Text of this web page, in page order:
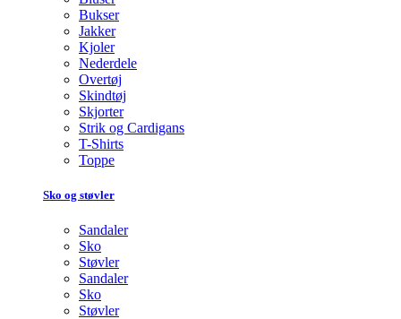
Bukser
Jakker
Kjoler
Nederdele
Overtøj
Skindtøj
Skjorter
Strik og Cardigans
T-Shirts
Toppe
Sko og støvler
Sandaler
Sko
Støvler
Sandaler
Sko
Støvler